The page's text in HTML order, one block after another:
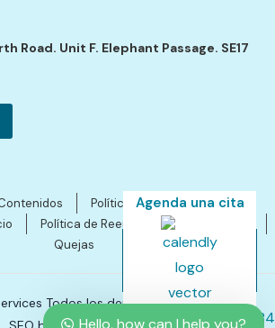
Road. Unit F. Elephant Passage. SE17
Política de Privacidad
Política de Reembolsos y Cancelación
Quejas
Todos los derechos reservados.
Agenda una cita
Hello, how can I help you?